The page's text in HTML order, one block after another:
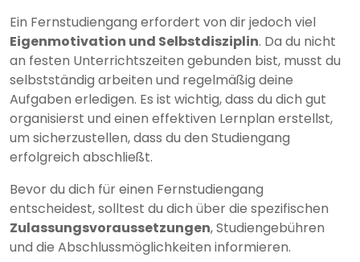
Ein Fernstudiengang erfordert von dir jedoch viel
Eigenmotivation und Selbstdisziplin. Da du nicht
an festen Unterrichtszeiten gebunden bist, musst du
selbstständig arbeiten und regelmäßig deine
Aufgaben erledigen. Es ist wichtig, dass du dich gut
organisierst und einen effektiven Lernplan erstellst,
um sicherzustellen, dass du den Studiengang
erfolgreich abschließt.
Bevor du dich für einen Fernstudiengang
entscheidest, solltest du dich über die spezifischen
Zulassungsvoraussetzungen, Studiengebühren
und die Abschlussmöglichkeiten informieren.